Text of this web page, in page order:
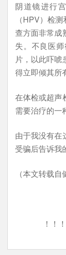
阴道镜进行
（HPV）检
查方面非常成
失。不良医
片，以此吓唬
得立即倾其所
在体检或超声
需要治疗的一
由于我没有在
受骗后告诉我
（本文转载自
！！